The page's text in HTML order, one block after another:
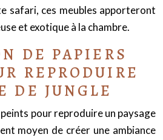
safari, ces meubles apporteront
et exotique à la chambre.
DE PAPIERS
REPRODUIRE
DE JUNGLE
pour reproduire un paysage
moyen de créer une ambiance